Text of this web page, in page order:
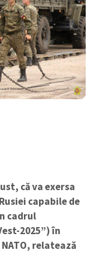
că va exersa
capabile de
cadrul
2025”) în
relatează